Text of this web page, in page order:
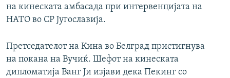
на кинеската амбасада при интервенцијата на
НАТО во СР Југославија.
Претседателот на Кина во Белград пристигнува
на покана на Вучиќ. Шефот на кинеската
дипломатија Ванг Ји изјави дека Пекинг со